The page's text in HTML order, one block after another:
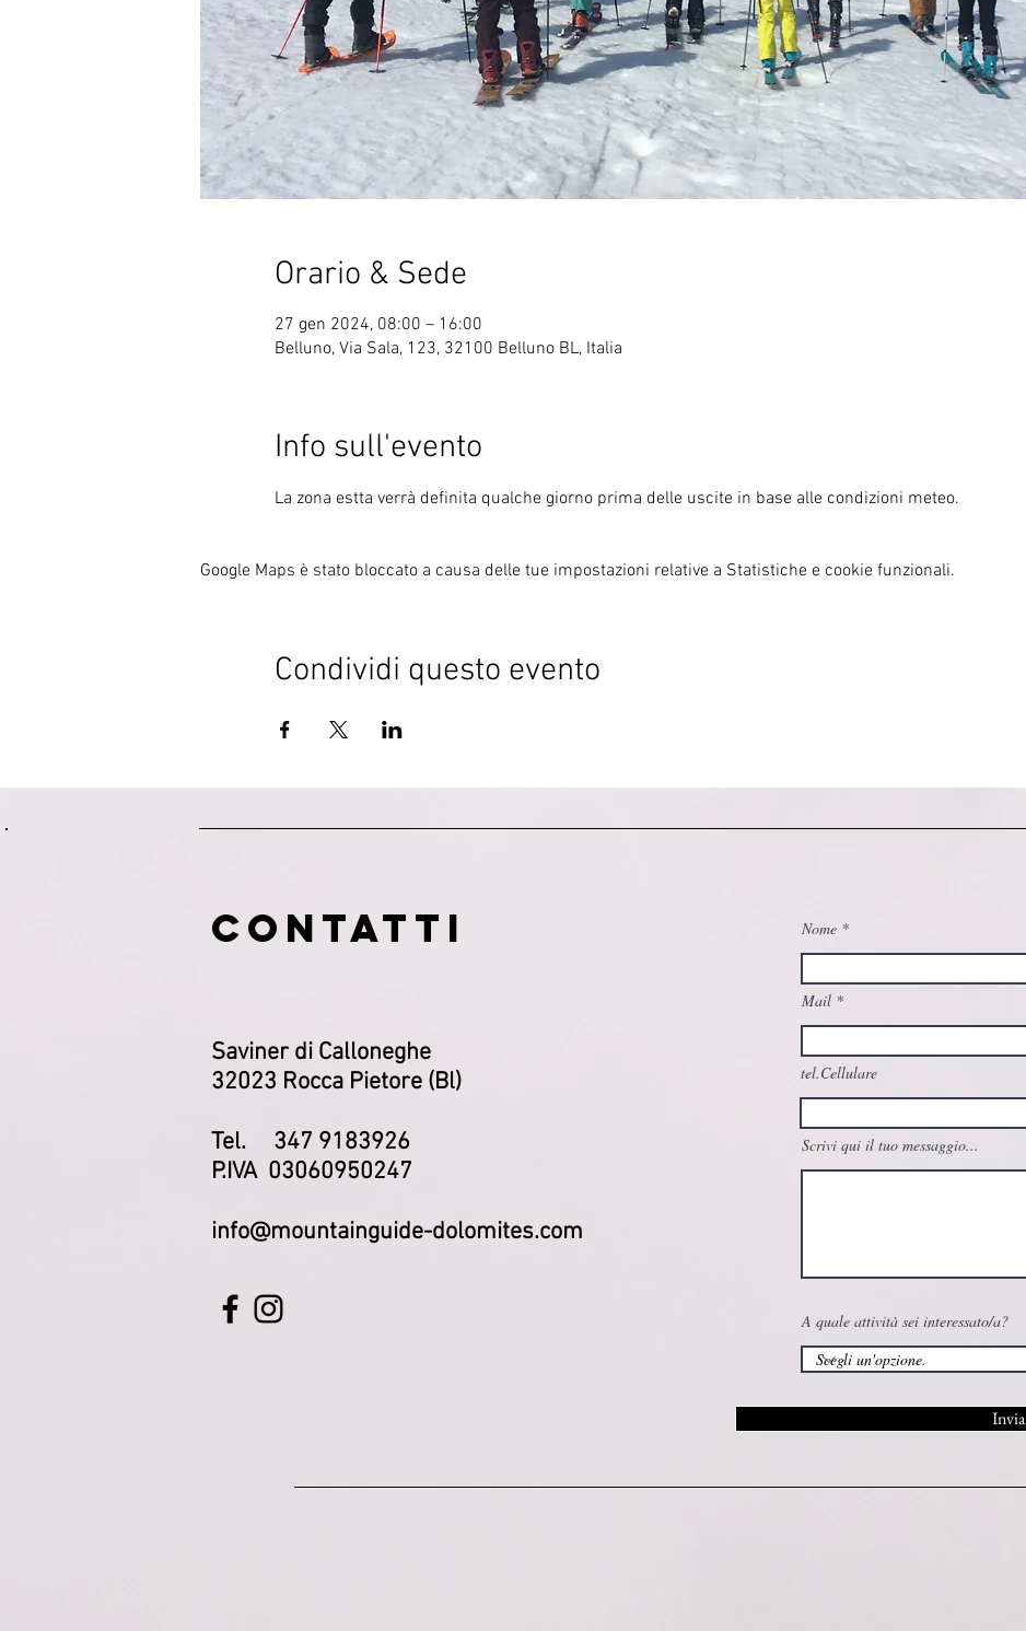
Orario & Sede
27 gen 2024, 08:00 – 16:00
Belluno, Via Sala, 123, 32100 Belluno BL, Italia
Info sull'evento
La zona estta verrà definita qualche giorno prima delle uscite in base alle condizioni meteo.
Google Maps è stato bloccato a causa delle tue impostazioni relative a Statistiche e cookie funzionali.
Condividi questo evento
Saviner di Calloneghe
32023 Rocca Pietore (Bl)
Tel. 347 9183926
P.IVA 03060950247
info@mountainguide-dolomites.com
Nome
Mail
tel.Cellulare
Scrivi qui il tuo messaggio...
A quale attività sei interessato/a?
Invia
CONTATTI